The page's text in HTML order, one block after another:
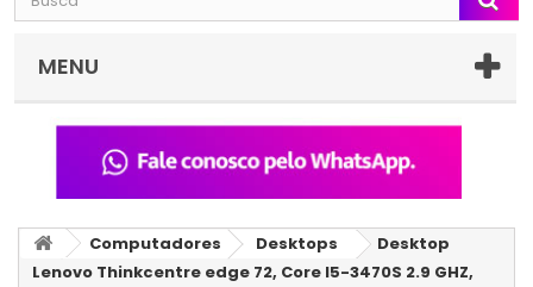
MENU
Computadores Desktops
Desktop
Lenovo Thinkcentre edge 72, Core I5-3470S 2.9 GHZ,